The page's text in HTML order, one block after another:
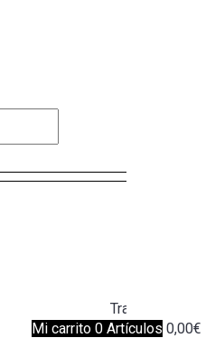
Tramitar pedido
Mi carrito 0 Artículos 0,00€